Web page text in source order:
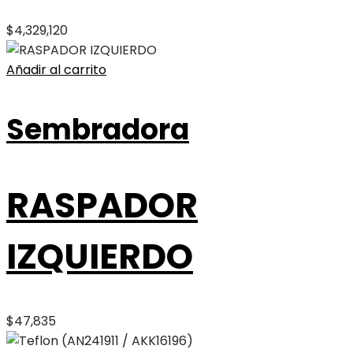
$4,329,120
Añadir al carrito
Sembradora
RASPADOR
IZQUIERDO
$47,835